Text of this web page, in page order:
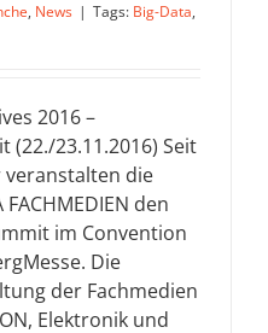
, News | Tags: Big-Data,
2016 –
(22./23.11.2016) Seit
veranstalten die
den
im Convention
Die
der Fachmedien
Elektronik und